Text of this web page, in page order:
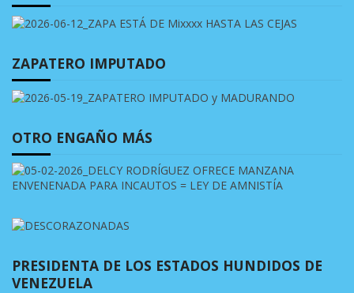
ZAPATERO IMPUTADO
OTRO ENGAÑO MÁS
PRESIDENTA DE LOS ESTADOS HUNDIDOS DE
VENEZUELA